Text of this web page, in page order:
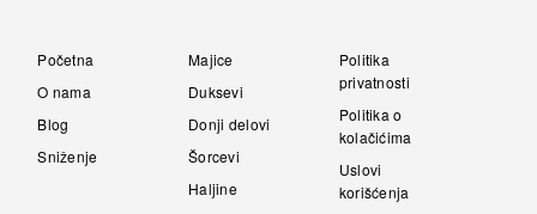
a
t
v
e
Početna
O nama
Blog
Sniženje
Majice
Duksevi
Donji delovi
Šorcevi
Haljine
Politika
privatnosti
Politika o
kolačićima
Uslovi
korišćenja